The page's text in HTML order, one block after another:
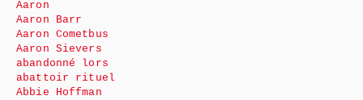
Aaron
Aaron Barr
Aaron Cometbus
Aaron Sievers
abandonné lors
abattoir rituel
Abbie Hoffman